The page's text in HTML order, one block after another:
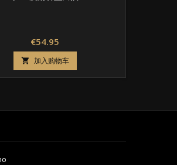
价
格
€54.95
 加入购物车